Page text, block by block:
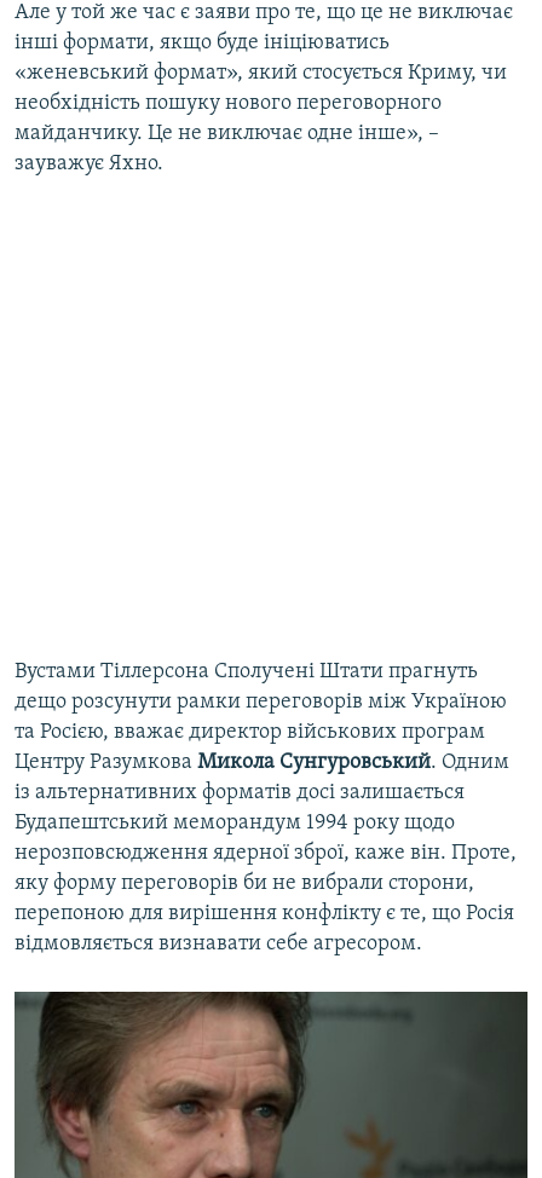
Але у той же час є заяви про те, що це не виключає
інші формати, якщо буде ініціюватись
«женевський формат», який стосується Криму, чи
необхідність пошуку нового переговорного
майданчику. Це не виключає одне інше», –
зауважує Яхно.
Вустами Тіллерсона Сполучені Штати прагнуть
дещо розсунути рамки переговорів між Україною
та Росією, вважає директор військових програм
Центру Разумкова Микола Сунгуровський. Одним
із альтернативних форматів досі залишається
Будапештський меморандум 1994 року щодо
нерозповсюдження ядерної зброї, каже він. Проте,
яку форму переговорів би не вибрали сторони,
перепоною для вирішення конфлікту є те, що Росія
відмовляється визнавати себе агресором.